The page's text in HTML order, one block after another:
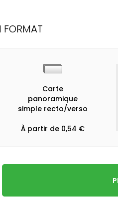
FORMAT
Carte
panoramique
simple recto/verso
À partir de 0,54 €